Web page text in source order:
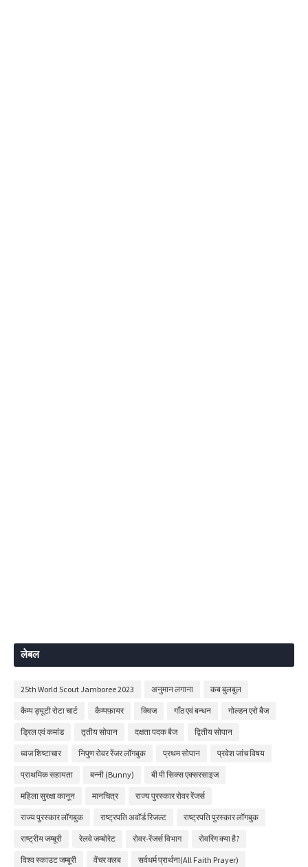
लेबल
25th World Scout Jamboree 2023 अनुमान लगाना कब बुलबुल
कैम्प ड्यूटी रोटा चार्ट कैम्पफ़ायर क्विज गाँठ एवं बन्धन गोल्डन एरो बैज
ड्रिल एवं कमांड तृतीय सोपान दक्षता पदक बैज द्वितीय सोपान
ध्वज शिष्टाचार निपुण रोवर रेंजर लॉगबुक प्रथम सोपान प्रवेश जांच विषय
प्राथमिक सहायता बन्नी (Bunny) बी पी सिक्स एक्सरसाइज
महिला सुरक्षा कानून मानचित्र राज्य पुरस्कार रोवर रेंजर्स
राज्य पुरस्कार लॉगबुक राष्ट्रपति अवॉर्ड रिजल्ट राष्ट्रपति पुरस्कार लॉगबुक
राष्ट्रीय जम्बूरी रेलवे जम्बोरेट रोवर-रेंजर्स विभाग रोवरिंग क्या है?
विश्व स्काउट जम्बूरी वेंचर क्लब सर्वधर्म प्रार्थना(All Faith Prayer)